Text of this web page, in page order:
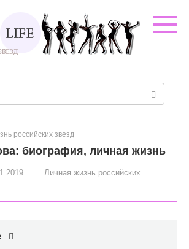
российских звезд
биография, личная жизнь
Личная жизнь российских